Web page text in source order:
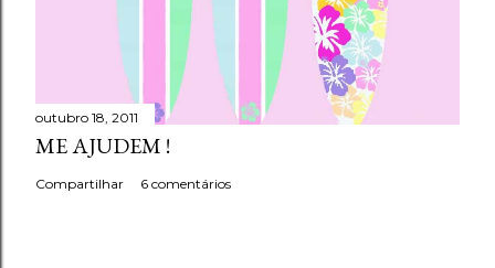
outubro 18, 2011
ME AJUDEM !
Compartilhar 6 comentários